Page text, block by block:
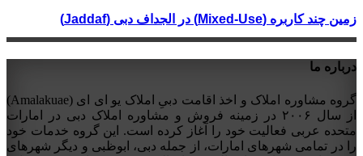
زمین چند کاربره (Mixed-Use) در الجداف دبی (Jaddaf)
درباره ما
گروه مشاوره املاک و اخذ اقامت دبیِ املاک یو ای ای (Amalakuae)
از سال ۲۰۰۶ در زمینه فروش و مشاوره املاک دبی در امارات
متحده عربی فعالیت خود را آغاز کرده است. این گروه خدمات خود
را در تمامی شهرهای امارات، از جمله دبی، ابوظبی و دیگر شهرهای